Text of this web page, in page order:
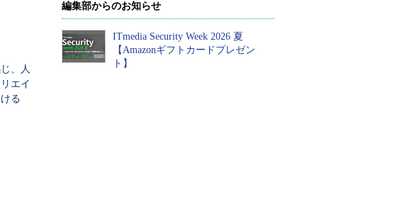
、人
エイ
る
編集部からのお知らせ
ITmedia Security Week 2026 夏
【Amazonギフトカードプレゼン
ト】